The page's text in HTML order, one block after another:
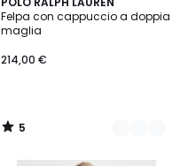
Felpa con cappuccio a doppia
maglia
214,00 €
/
5
4
Colori
5
/